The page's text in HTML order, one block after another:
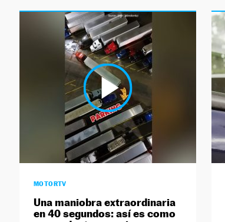
MOTORTV
Una maniobra extraordinaria
en 40 segundos: así es como